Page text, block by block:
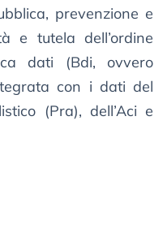
prevenzione e
e tutela dell’ordine
dati (Bdi, ovvero
con i dati del
(Pra), dell’Aci e